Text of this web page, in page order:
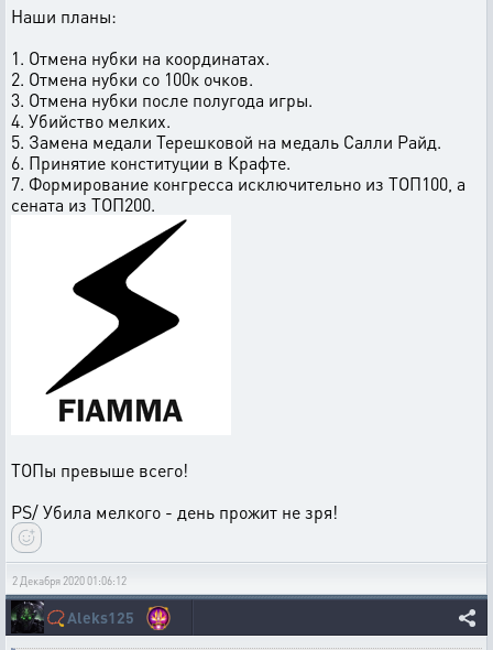
Наши планы:
1. Отмена нубки на координатах.
2. Отмена нубки со 100к очков.
3. Отмена нубки после полугода игры.
4. Убийство мелких.
5. Замена медали Терешковой на медаль Салли Райд.
6. Принятие конституции в Крафте.
7. Формирование конгресса исключительно из ТОП100, а
сената из ТОП200.
ТОПы превыше всего!
PS/ Убила мелкого - день прожит не зря!
2 Декабря 2020 01:06:12
📿Aleks125